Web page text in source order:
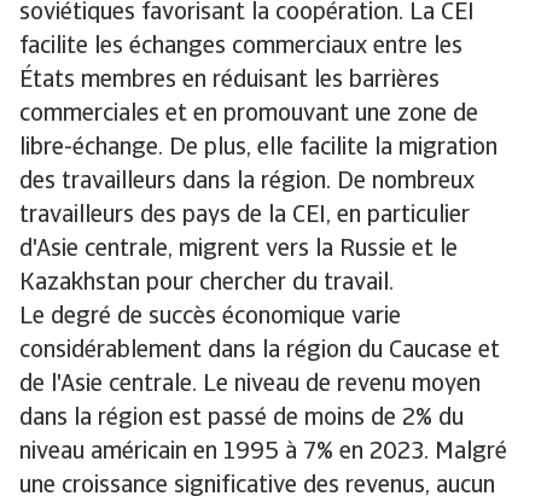
soviétiques favorisant la coopération. La CEI
facilite les échanges commerciaux entre les
États membres en réduisant les barrières
commerciales et en promouvant une zone de
libre-échange. De plus, elle facilite la migration
des travailleurs dans la région. De nombreux
travailleurs des pays de la CEI, en particulier
d'Asie centrale, migrent vers la Russie et le
Kazakhstan pour chercher du travail.
Le degré de succès économique varie
considérablement dans la région du Caucase et
de l'Asie centrale. Le niveau de revenu moyen
dans la région est passé de moins de 2% du
niveau américain en 1995 à 7% en 2023. Malgré
une croissance significative des revenus, aucun